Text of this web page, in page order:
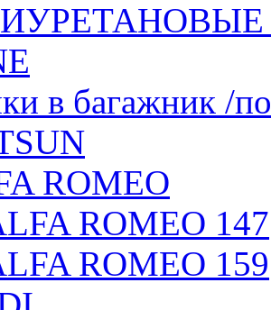
в багажник /
ROMEO
ROMEO 147
ROMEO 159